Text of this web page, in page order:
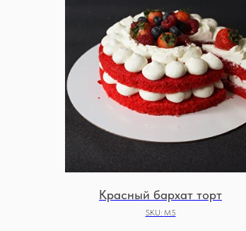
Красный бархат торт
SKU: М5